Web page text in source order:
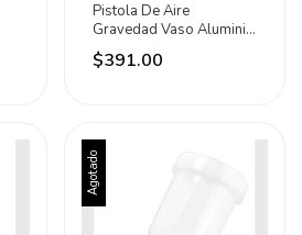
Pistola De Aire
Gravedad Vaso Aluminio
Total 618875 (iusa) Azul
Petróleo
$391.00
Agotado